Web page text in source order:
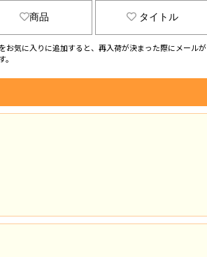
商品 タイトル
お気に入りに追加すると、再入荷が決まった際にメールが
。